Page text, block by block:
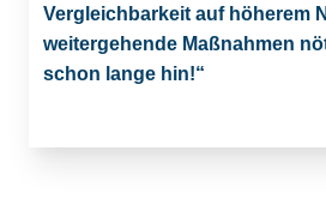
Vergleichbarkeit auf höherem
weitergehende Maßnahmen
schon lange hin!“